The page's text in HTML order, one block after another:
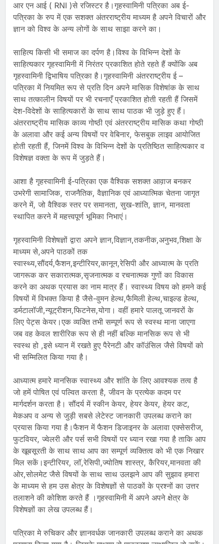
आर एन आई ( RNI )से रजिस्टर है।गृहस्वामिनी पत्रिका अब ई-
पत्रिका के रुप में एक सशक्त अंतरराष्ट्रीय माध्यम है अपने विचारों और
ज्ञान को विश्व के अन्य लोगों के साथ साझा करने का।
साहित्य किसी भी समाज का दर्पण है।विश्व के विभिन्न देशों के
साहित्यकार गृहस्वामिनी में निरंतर प्रकाशित होते रहते हैं क्योंकि अब
गृहस्वामिनी द्विभाषिय पत्रिका है।गृहस्वामिनी अंतरराष्ट्रीय ई –
पत्रिका में नियमित रूप से प्रति दिन अपने मासिक विशेषांक के साथ
साथ तत्कालीन विषयों पर भी रचनाएँ प्रकाशित होती रहती हैं जिसमें
देश-विदेशों के साहित्यकारों के साथ साथ पाठक भी जुड़े हुए हैं।
अंतरराष्ट्रीय मासिक काव्य गोष्ठी एवं अंतरराष्ट्रीय मासिक कथा गोष्ठी
के अलावा और कई अन्य विषयों पर वेबिनार, फेसबुक लाइव आयोजित
होती रहती हैं, जिनमें विश्व के विभिन्न देशों के प्रतिष्ठित साहित्यकार व
विशेषज्ञ वक्ता के रूप में जुड़ते हैं।
आशा है गृहस्वामिनी ई-पत्रिका एक वैश्विक सशक्त आव़ाज बनकर
उभरेगी सामाजिक, राजनैतिक, वैज्ञानिक एवं आध्यात्मिक चेतना जागृत
करने में, जो वैश्विक स्तर पर समानता, सुख-शांति, ज्ञान, मानवता
स्थापित करने में महत्त्वपूर्ण भूमिका निभाएं।
गृहस्वामिनी विशेषज्ञों द्वारा अपने ज्ञान,विज्ञान,तकनीक,अनुभव,शिक्षा के
माध्यम से,अपने पाठकों तक
स्वास्थ्य,सौंदर्य,फैशन,इन्टीरियर,कानून,रेसिपी और आध्यात्म के प्रति
जागरूक कर सकारात्मक,सृजनात्मक व रचनात्मक गुणों का विकास
करने का अथक प्रयास का नाम मात्र हैं। स्वास्थ्य विषय को हमने कई
विषयों में विभक्त किया है जैसे-वुमन हेल्थ,फैमिली हेल्थ,चाइल्ड हेल्थ,
डर्मटालॉजी,न्यूट्रीशन,फिटनेस,योगा। वहीं हमारे पालतू जानवरों के
लिए पेट्स केयर।एक व्यक्ति तभी सम्पूर्ण रूप से स्वस्थ माना जाएगा
जब वह केवल शारीरिक रूप से ही नहीं बल्कि मानसिक रूप से भी
स्वस्थ हो ,इसे ध्यान में रखते हुए पैरेनटी और कॉउंसिल जैसे विषयों को
भी सम्मिलित किया गया है।
आध्यात्म हमारे मानसिक स्वास्थ्य और शांति के लिए आवश्यक तत्व है
जो हमें पोषित एवं पल्वित करता है, जीवन के प्रत्येक कदम पर
मार्गदर्शन करता है। सौंदर्य में स्कीन केयर, हेयर केयर, हेयर कट,
मेकअप व अन्य से जुड़ी सबसे लेटेस्ट जानकारी उपलब्ध कराने का
प्रयास किया गया है।फैशन में फैशन डिजाइनर के अलावा एक्सेसरीज,
फुटवियर, ज्वेलरी और पर्स सभी विषयों पर ध्यान रखा गया है ताकि आप
के खूबसूरती के साथ साथ आप का सम्पूर्ण व्यक्तित्व को भी एक निखार
मिल सकें।इन्टीरियर, लॉ,रेसिपी,ज्योतिष शास्त्र, कैरियर,मानवता की
ओर,सोलमेट जैसे विषयों के साथ साथ उलझने आप की सुझाव हमारा
के माध्यम से हम उस क्षेत्र के विशेषज्ञों से पाठकों के प्रश्नों का उत्तर
तलाशने की कोशिश करते हैं ।गृहस्वामिनी में अपने अपने क्षेत्र के
विशेषज्ञों का लेख उपलब्ध हैं।
पत्रिका मे रुचिकर और ज्ञानवर्धक जानकारी उपलब्ध कराने का अथक